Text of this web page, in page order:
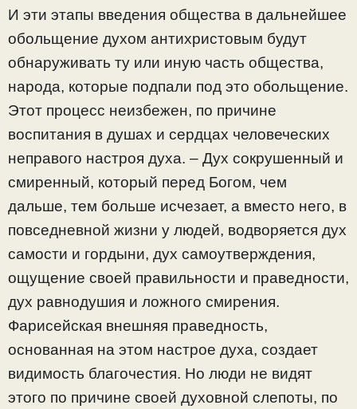
И эти этапы введения общества в дальнейшее
обольщение духом антихристовым будут
обнаруживать ту или иную часть общества,
народа, которые подпали под это обольщение.
Этот процесс неизбежен, по причине
воспитания в душах и сердцах человеческих
неправого настроя духа. – Дух сокрушенный и
смиренный, который перед Богом, чем
дальше, тем больше исчезает, а вместо него, в
повседневной жизни у людей, водворяется дух
самости и гордыни, дух самоутверждения,
ощущение своей правильности и праведности,
дух равнодушия и ложного смирения.
Фарисейская внешняя праведность,
основанная на этом настрое духа, создает
видимость благочестия. Но люди не видят
этого по причине своей духовной слепоты, по